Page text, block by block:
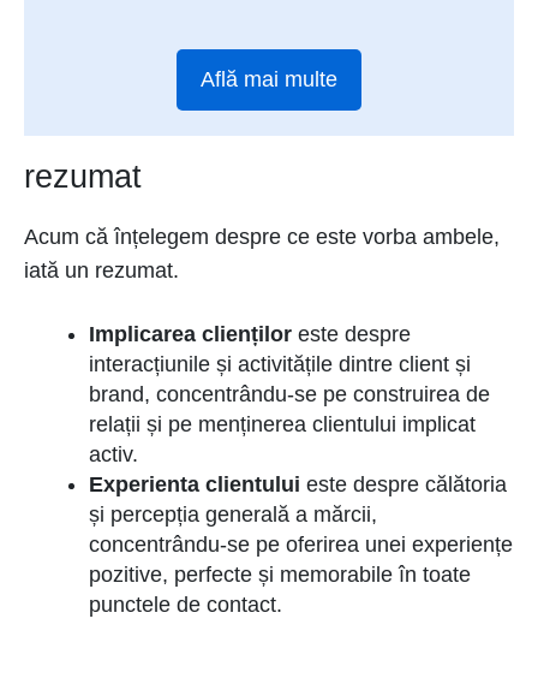
Află mai multe
rezumat
Acum că înțelegem despre ce este vorba ambele,
iată un rezumat.
Implicarea clienților este despre
interacțiunile și activitățile dintre client și
brand, concentrându-se pe construirea de
relații și pe menținerea clientului implicat
activ.
Experienta clientului este despre călătoria
și percepția generală a mărcii,
concentrându-se pe oferirea unei experiențe
pozitive, perfecte și memorabile în toate
punctele de contact.